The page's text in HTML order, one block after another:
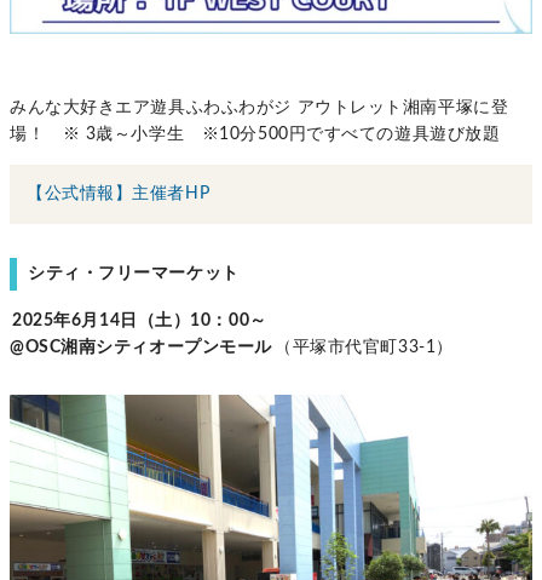
みんな大好きエア遊具ふわふわがジ アウトレット湘南平塚に登
場！ ※ 3歳～小学生 ※10分500円ですべての遊具遊び放題
【公式情報】主催者HP
シティ・フリーマーケット
2025年6月14日（土）10：00～
@OSC湘南シティオープンモール
（平塚市代官町33-1）